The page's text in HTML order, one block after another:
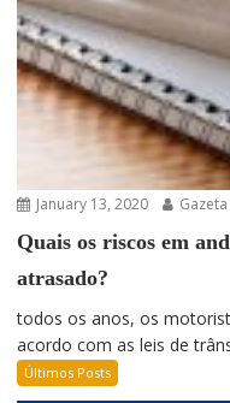
January 13, 2020
Quais os riscos em
atrasado?
todos os anos, os
acordo com as leis de
Últimos Posts